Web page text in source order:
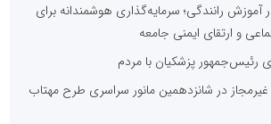
آموزش رانندگی؛ سرمایه‌گذاری هوشمندانه برای
و ارتقای ایمنی جامعه
پزشکیان با مردم
183 برق غیرمجاز در شانزدهمین مانور سراسری طرح مهتاب